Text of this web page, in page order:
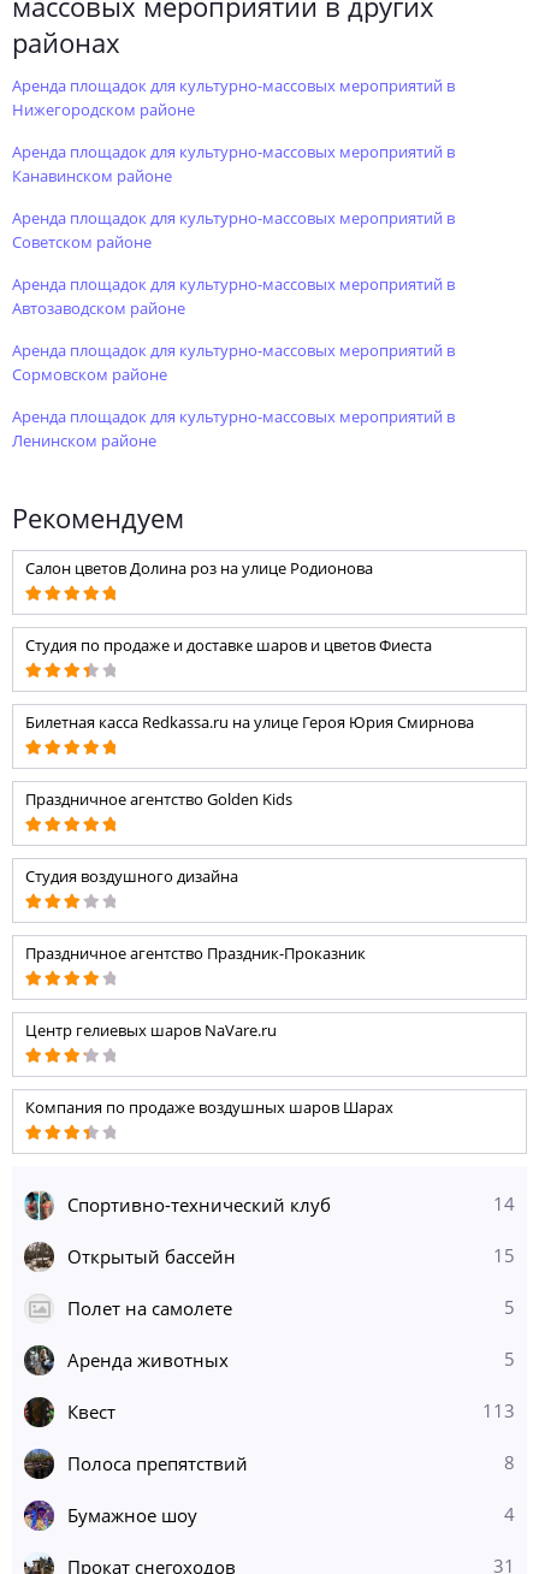
массовых мероприятий в других
районах
аренда площадок для культурно-массовых мероприятий в
Нижегородском районе
аренда площадок для культурно-массовых мероприятий в
Канавинском районе
аренда площадок для культурно-массовых мероприятий в
Советском районе
аренда площадок для культурно-массовых мероприятий в
Автозаводском районе
аренда площадок для культурно-массовых мероприятий в
Сормовском районе
аренда площадок для культурно-массовых мероприятий в
Ленинском районе
Рекомендуем
Салон цветов Долина роз на улице Родионова
Студия по продаже и доставке шаров и цветов Фиеста
Билетная касса Redkassa.ru на улице Героя Юрия Смирнова
Праздничное агентство Golden Kids
Студия воздушного дизайна
Праздничное агентство Праздник-Проказник
Центр гелиевых шаров NaVare.ru
Компания по продаже воздушных шаров Шарах
Спортивно-технический клуб 14
Открытый бассейн 15
Полет на самолете 5
Аренда животных 5
Квест 113
Полоса препятствий 8
Бумажное шоу 4
Прокат снегоходов 31